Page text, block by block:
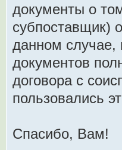
документы о
субпоставщик)
данном случае,
документов
договора с
пользовались
Спасибо, Вам!